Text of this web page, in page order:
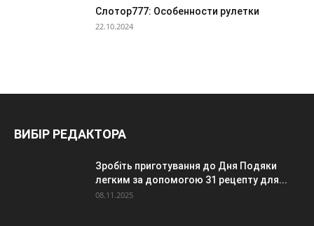
Слотор777: Особенности рулетки
22.10.2024
ВИБІР РЕДАКТОРА
Зробіть приготування до Дня Подяки
легким за допомогою 31 рецепту для...
08.11.2025